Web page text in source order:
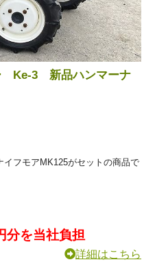
Ke-3 新品ハンマーナ
フモアMK125がセットの商品で
分を当社負担
詳細はこちら